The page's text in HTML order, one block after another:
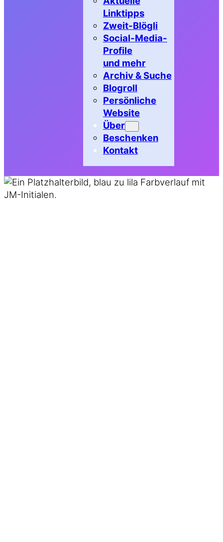
Linktipps
Zweit-Blögli
Social-Media-
Profile
und mehr
Archiv & Suche
Blogroll
Persönliche
Website
Über
Beschenken
Kontakt